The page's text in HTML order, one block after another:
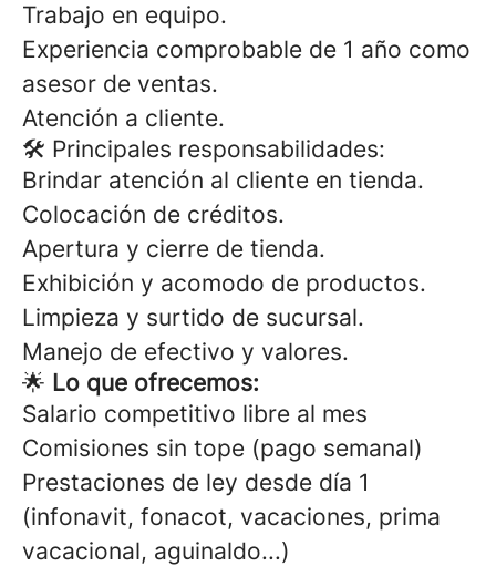
Trabajo en equipo.
Experiencia comprobable de 1 año como
asesor de ventas.
Atención a cliente.
🛠 Principales responsabilidades:
Brindar atención al cliente en tienda.
Colocación de créditos.
Apertura y cierre de tienda.
Exhibición y acomodo de productos.
Limpieza y surtido de sucursal.
Manejo de efectivo y valores.
🌟 Lo que ofrecemos:
Salario competitivo libre al mes
Comisiones sin tope (pago semanal)
Prestaciones de ley desde día 1
(infonavit, fonacot, vacaciones, prima
vacacional, aguinaldo...)